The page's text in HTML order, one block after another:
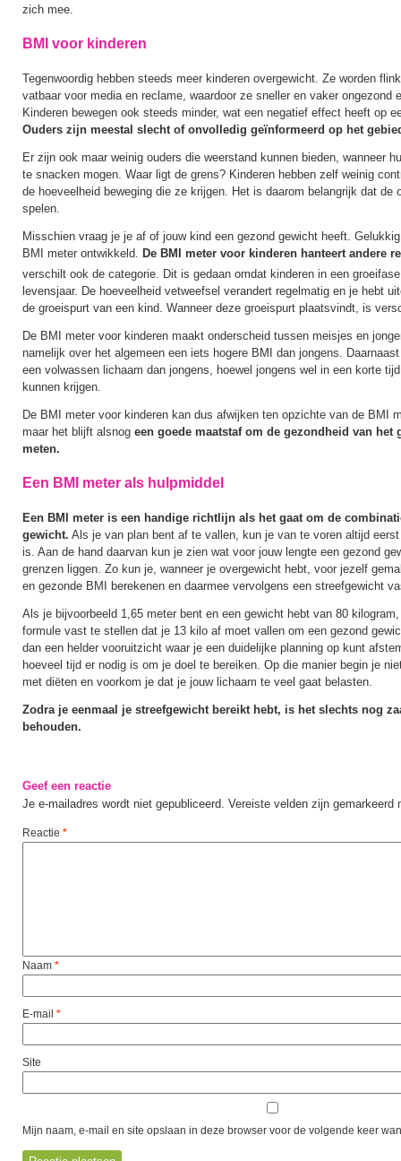
zich mee.
BMI voor kinderen
Tegenwoordig hebben steeds meer kinderen overgewicht. Ze worden
vatbaar voor media en reclame, waardoor ze sneller en vaker ongezond
Kinderen bewegen ook steeds minder, wat een negatief effect heeft op
Ouders zijn meestal slecht of onvolledig geïnformeerd op het
Er zijn ook maar weinig ouders die weerstand kunnen bieden, wanneer
te snacken mogen. Waar ligt de grens? Kinderen hebben zelf weinig
de hoeveelheid beweging die ze krijgen. Het is daarom belangrijk dat de
spelen.
Misschien vraag je je af of jouw kind een gezond gewicht heeft.
BMI meter ontwikkeld. De BMI meter voor kinderen hanteert andere
verschilt ook de categorie. Dit is gedaan omdat kinderen in een
levensjaar. De hoeveelheid vetweefsel verandert regelmatig en je hebt
de groeispurt van een kind. Wanneer deze groeispurt plaatsvindt, is
De BMI meter voor kinderen maakt onderscheid tussen meisjes en
namelijk over het algemeen een iets hogere BMI dan jongens.
een volwassen lichaam dan jongens, hoewel jongens wel in een korte
kunnen krijgen.
De BMI meter voor kinderen kan dus afwijken ten opzichte van de BMI
maar het blijft alsnog een goede maatstaf om de gezondheid van het
meten.
Een BMI meter als hulpmiddel
Een BMI meter is een handige richtlijn als het gaat om de
gewicht. Als je van plan bent af te vallen, kun je van te voren altijd
is. Aan de hand daarvan kun je zien wat voor jouw lengte een gezond
grenzen liggen. Zo kun je, wanneer je overgewicht hebt, voor jezelf
en gezonde BMI berekenen en daarmee vervolgens een streefgewicht
Als je bijvoorbeeld 1,65 meter bent en een gewicht hebt van 80
formule vast te stellen dat je 13 kilo af moet vallen om een gezond
dan een helder vooruitzicht waar je een duidelijke planning op kunt
hoeveel tijd er nodig is om je doel te bereiken. Op die manier begin je
met diëten en voorkom je dat je jouw lichaam te veel gaat belasten.
Zodra je eenmaal je streefgewicht bereikt hebt, is het slechts nog
behouden.
Geef een reactie
Je e-mailadres wordt niet gepubliceerd. Vereiste velden zijn gemarkeerd
Reactie *
Naam *
E-mail *
Site
Mijn naam, e-mail en site opslaan in deze browser voor de volgende keer